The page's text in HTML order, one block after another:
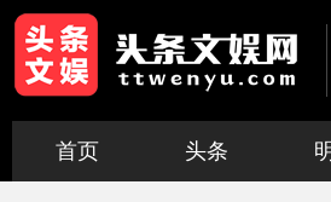
首页 头条